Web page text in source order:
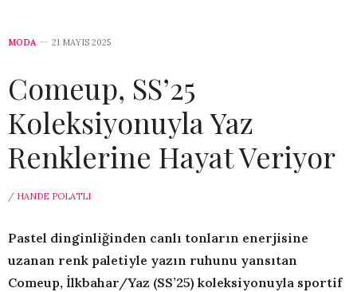
MODA 21 MAYIS 2025
Comeup, SS’25
Koleksiyonuyla Yaz
Renklerine Hayat Veriyor
/ HANDE POLATLI
Pastel dinginliğinden canlı tonların enerjisine
uzanan renk paletiyle yazın ruhunu yansıtan
Comeup, İlkbahar/Yaz (SS’25) koleksiyonuyla sportif